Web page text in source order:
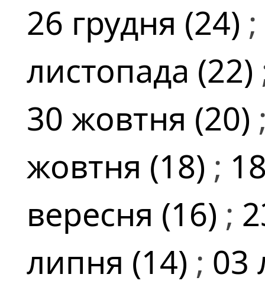
26 грудня (24) ;
листопада (22)
30 жовтня (20)
жовтня (18) ;
вересня (16) ;
липня (14) ; 03